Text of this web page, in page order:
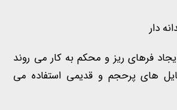
دار
فرهای ریز و محکم به کار می روند
های پرحجم و قدیمی استفاده می